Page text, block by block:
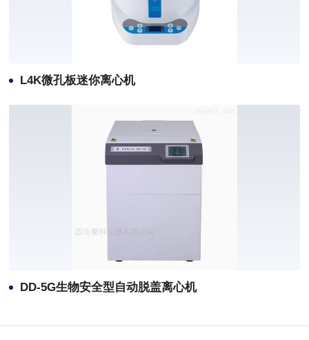
L4K微孔板迷你离心机
DD-5G生物安全型自动脱盖离心机